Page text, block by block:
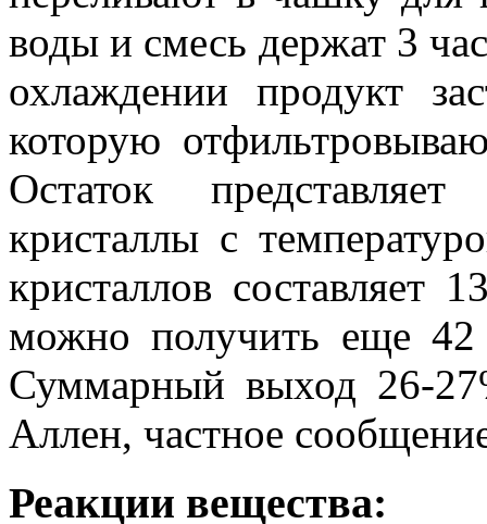
воды и смесь держат 3
охлаждении продукт
которую
Остаток
кристаллы с
кристаллов составляет
можно получить еще 42
Суммарный выход 26-
Аллен, частное
Реакции вещества: